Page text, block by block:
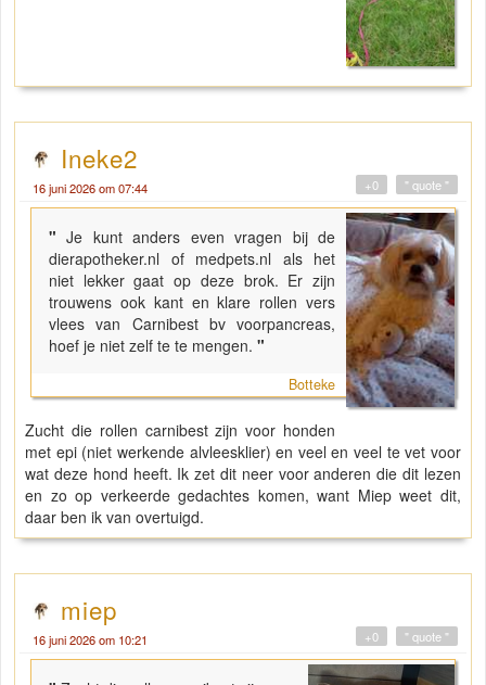
Ineke2
16 juni 2026 om 07:44 " quote "
+0
"Je kunt anders even vragen bij de
dierapotheker.nl of medpets.nl als het
niet lekker gaat op deze brok. Er zijn
trouwens ook kant en klare rollen vers
vlees van Carnibest bv voorpancreas,
hoef je niet zelf te te mengen. "
Botteke
Zucht die rollen carnibest zijn voor honden
met epi (niet werkende alvleesklier) en veel en veel te vet voor
wat deze hond heeft. Ik zet dit neer voor anderen die dit lezen
en zo op verkeerde gedachtes komen, want Miep weet dit,
daar ben ik van overtuigd.
miep
16 juni 2026 om 10:21 " quote "
+0